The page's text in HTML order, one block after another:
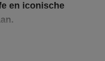
en iconische